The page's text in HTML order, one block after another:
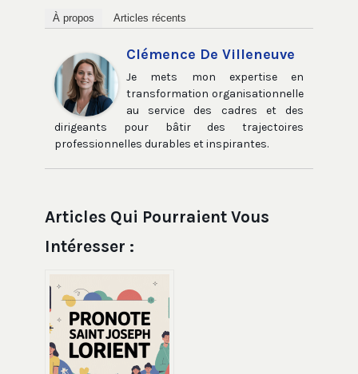
À propos Articles récents
Clémence De Villeneuve
Je mets mon expertise en
transformation organisationnelle
au service des cadres et des
dirigeants pour bâtir des trajectoires
professionnelles durables et inspirantes.
Articles Qui Pourraient Vous
Intéresser :